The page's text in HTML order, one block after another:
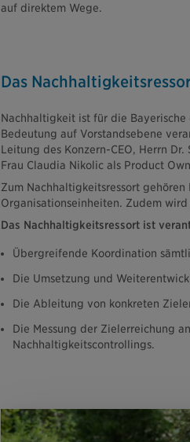
auf direktem Wege.
Das
Nachhaltigkeit ist für die
Bedeutung auf Vorstandsebene
Leitung des Konzern-CEO, Herrn
Frau Claudia Nikolic als Product
Zum Nachhaltigkeitsressort
Organisationseinheiten. Zudem
Das Nachhaltigkeitsressort ist
Übergreifende Koordination
Die Umsetzung und
Die Ableitung von konkreten
Die Messung der Zielerreichung
Nachhaltigkeitscontrollings.